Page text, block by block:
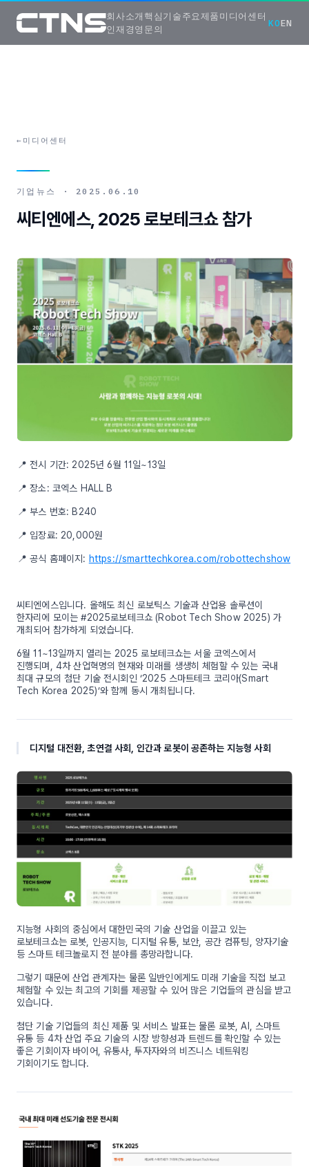
회사소개 핵심기술주요제품미디어센터
인재경영 문의
KOEN
← 미디어센터
기업뉴스 · 2025.06.10
씨티엔에스, 2025 로보테크쇼 참가
📍 전시 기간: 2025년 6월 11일~13일
📍 장소: 코엑스 HALL B
📍 부스 번호: B240
📍 입장료: 20,000원
📍 공식 홈페이지: https://smarttechkorea.com/robottechshow
씨티엔에스입니다. 올해도 최신 로보틱스 기술과 산업용 솔루션이
한자리에 모이는 #2025로보테크쇼 (Robot Tech Show 2025) 가
개최되어 참가하게 되었습니다.
6월 11~13일까지 열리는 2025 로보테크쇼는 서울 코엑스에서
진행되며, 4차 산업혁명의 현재와 미래를 생생히 체험할 수 있는 국내
최대 규모의 첨단 기술 전시회인 ‘2025 스마트테크 코리아(Smart
Tech Korea 2025)’와 함께 동시 개최됩니다.
디지털 대전환, 초연결 사회, 인간과 로봇이 공존하는 지능형 사회
지능형 사회의 중심에서 대한민국의 기술 산업을 이끌고 있는
로보테크쇼는 로봇, 인공지능, 디지털 유통, 보안, 공간 컴퓨팅, 양자기술
등 스마트 테크놀로지 전 분야를 총망라합니다.
그렇기 때문에 산업 관계자는 물론 일반인에게도 미래 기술을 직접 보고
체험할 수 있는 최고의 기회를 제공할 수 있어 많은 기업들의 관심을 받고
있습니다.
첨단 기술 기업들의 최신 제품 및 서비스 발표는 물론 로봇, AI, 스마트
유통 등 4차 산업 주요 기술의 시장 방향성과 트렌드를 확인할 수 있는
좋은 기회이자 바이어, 유통사, 투자자와의 비즈니스 네트워킹
기회이기도 합니다.